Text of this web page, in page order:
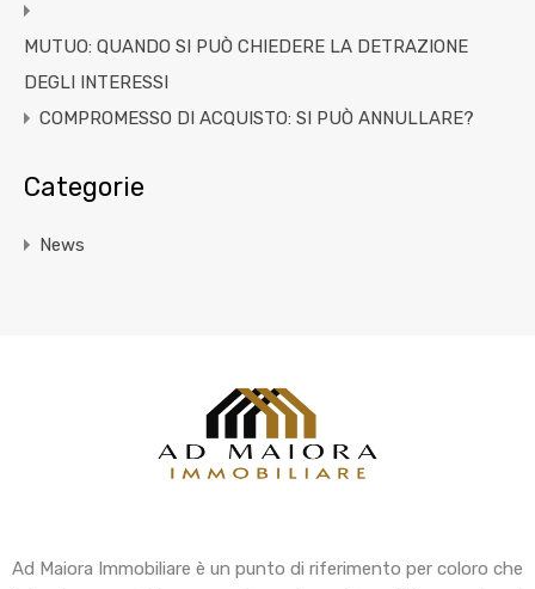
MUTUO: QUANDO SI PUÒ CHIEDERE LA DETRAZIONE
DEGLI INTERESSI
COMPROMESSO DI ACQUISTO: SI PUÒ ANNULLARE?
Categorie
News
Ad Maiora Immobiliare è un punto di riferimento per coloro che